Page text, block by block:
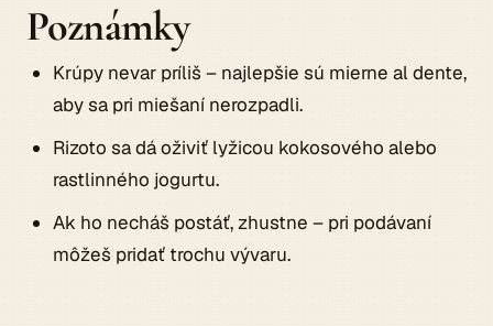
Poznámky
Krúpy nevar príliš – najlepšie sú mierne al dente,
aby sa pri miešaní nerozpadli.
Rizoto sa dá oživiť lyžicou kokosového alebo
rastlinného jogurtu.
Ak ho necháš postáť, zhustne – pri podávaní
môžeš pridať trochu vývaru.